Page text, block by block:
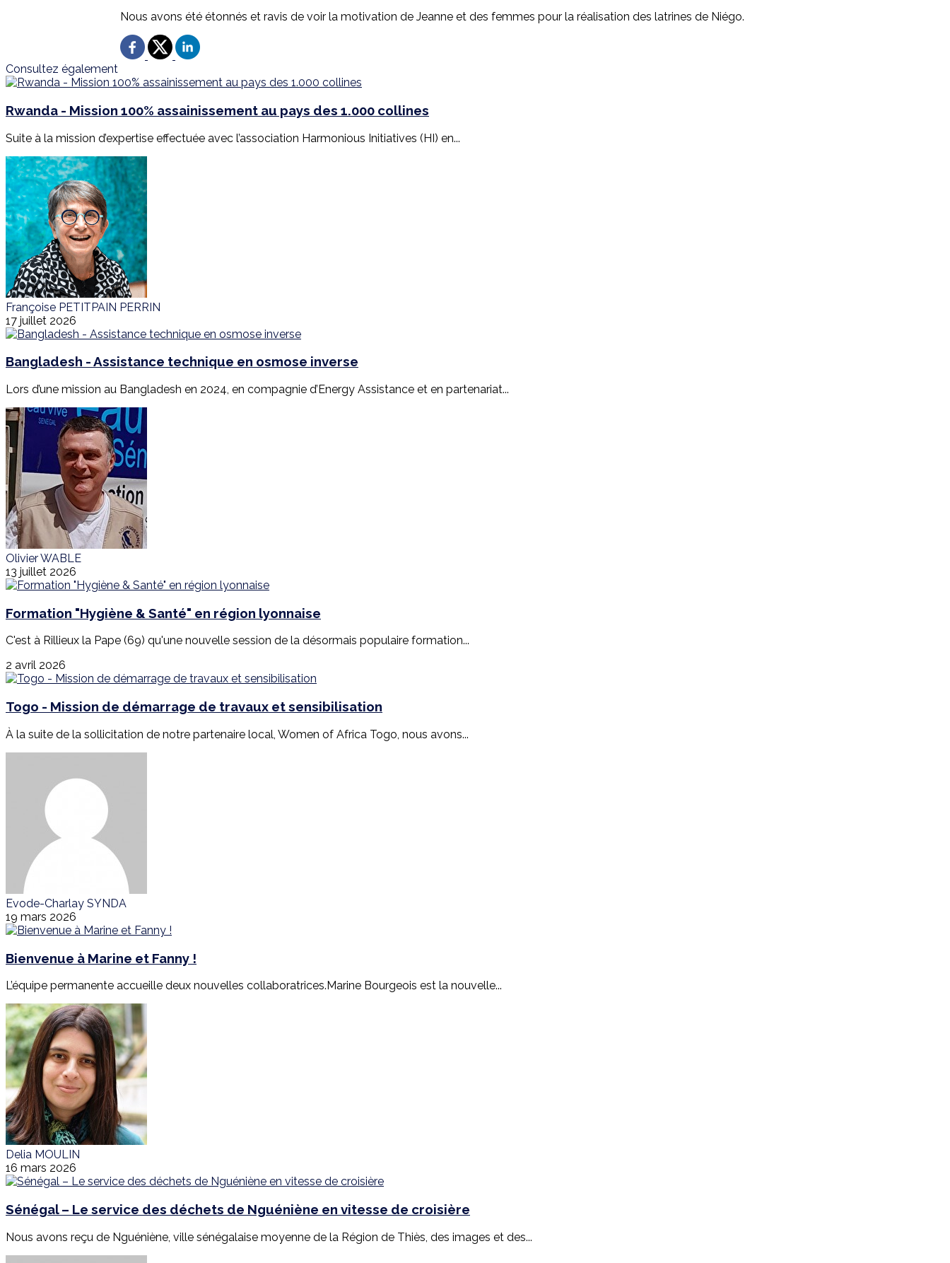
Nous avons été étonnés et ravis de voir la motivation de Jeanne et des femmes pour la réalisation des latrines de Niégo.
Consultez également
Rwanda - Mission 100% assainissement au pays des 1.000 collines
Suite à la mission d’expertise effectuée avec l’association Harmonious Initiatives (HI) en...
Françoise PETITPAIN PERRIN
17 juillet 2026
Bangladesh - Assistance technique en osmose inverse
Lors d’une mission au Bangladesh en 2024, en compagnie d’Energy Assistance et en partenariat...
Olivier WABLE
13 juillet 2026
Formation "Hygiène & Santé" en région lyonnaise
C'est à Rillieux la Pape (69) qu'une nouvelle session de la désormais populaire formation...
2 avril 2026
Togo - Mission de démarrage de travaux et sensibilisation
À la suite de la sollicitation de notre partenaire local, Women of Africa Togo, nous avons...
Evode-Charlay SYNDA
19 mars 2026
Bienvenue à Marine et Fanny !
L’équipe permanente accueille deux nouvelles collaboratrices.Marine Bourgeois est la nouvelle...
Delia MOULIN
16 mars 2026
Sénégal – Le service des déchets de Nguéniène en vitesse de croisière
Nous avons reçu de Nguéniène, ville sénégalaise moyenne de la Région de Thiès, des images et des...